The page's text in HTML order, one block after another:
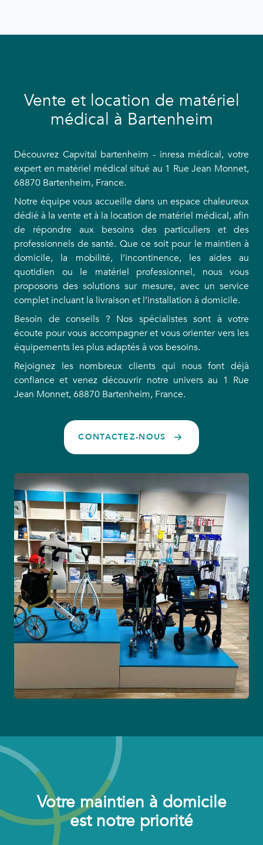
Vente et location de matériel
médical à Bartenheim
Découvrez Capvital bartenheim - inresa médical, votre
expert en matériel médical situé au 1 Rue Jean Monnet,
68870 Bartenheim, France.
Notre équipe vous accueille dans un espace chaleureux
dédié à la vente et à la location de matériel médical, afin
de répondre aux besoins des particuliers et des
professionnels de santé. Que ce soit pour le maintien à
domicile, la mobilité, l’incontinence, les aides au
quotidien ou le matériel professionnel, nous vous
proposons des solutions sur mesure, avec un service
complet incluant la livraison et l’installation à domicile.
Besoin de conseils ? Nos spécialistes sont à votre
écoute pour vous accompagner et vous orienter vers les
équipements les plus adaptés à vos besoins.
Rejoignez les nombreux clients qui nous font déjà
confiance et venez découvrir notre univers au 1 Rue
Jean Monnet, 68870 Bartenheim, France.
CONTACTEZ-NOUS
Votre maintien à domicile
est notre priorité